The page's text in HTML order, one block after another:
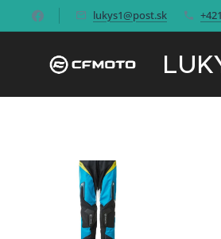
lukys1@post.sk